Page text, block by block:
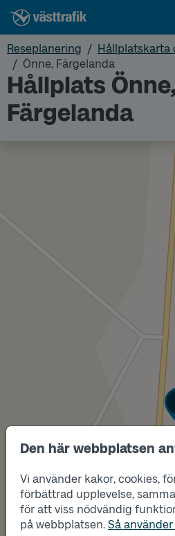
Den här webbplatsen
Vi använder kakor, cookies,
förbättrad upplevelse,
för att viss nödvändig
på webbplatsen. Så
Reseplanering
Hållplatskarta
Önne, Färgelanda
Hållplats Önne,
Färgelanda